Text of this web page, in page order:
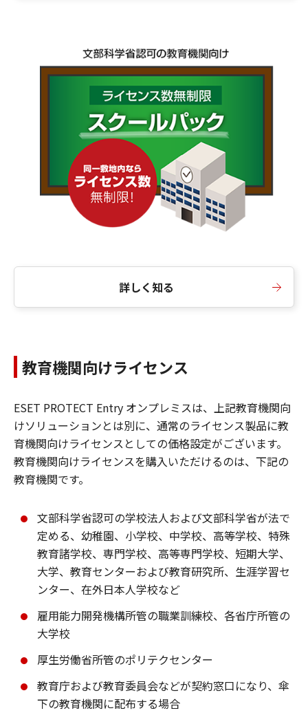
詳しく知る
教育機関向けライセンス
ESET PROTECT Entry オンプレミスは、上記教育機関向
けソリューションとは別に、通常のライセンス製品に教
育機関向けライセンスとしての価格設定がございます。
教育機関向けライセンスを購入いただけるのは、下記の
教育機関です。
文部科学省認可の学校法人および文部科学省が法で
定める、幼稚園、小学校、中学校、高等学校、特殊
教育諸学校、専門学校、高等専門学校、短期大学、
大学、教育センターおよび教育研究所、生涯学習セ
ンター、在外日本人学校など
雇用能力開発機構所管の職業訓練校、各省庁所管の
大学校
厚生労働省所管のポリテクセンター
教育庁および教育委員会などが契約窓口になり、傘
下の教育機関に配布する場合